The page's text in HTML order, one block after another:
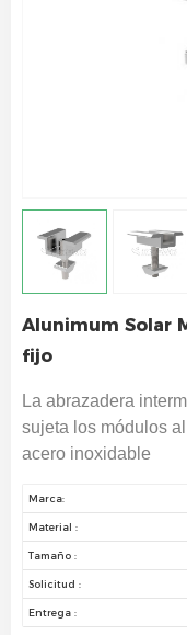
Alunimum Solar
fijo
La abrazadera
sujeta los módulos
acero inoxidable
Marca:
Material :
Tamaño :
Solicitud :
Entrega :